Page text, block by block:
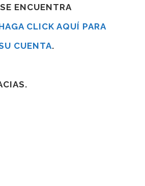
ENCUENTRA
CLICK AQUÍ PARA
CUENTA.